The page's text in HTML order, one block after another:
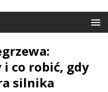
co robić, gdy
silnika